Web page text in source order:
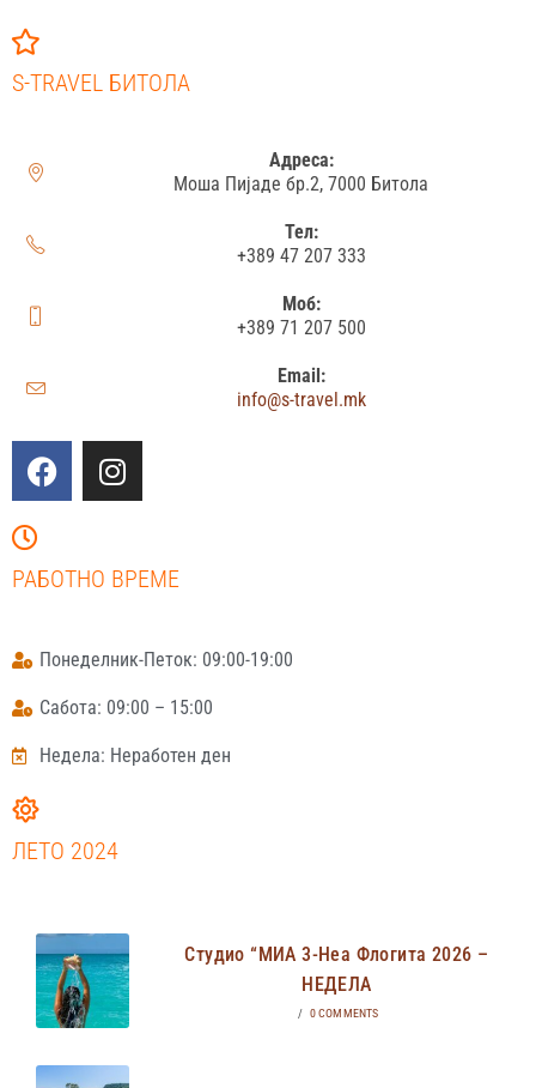
S-TRAVEL БИТОЛА
Адреса:
Моша Пијаде бр.2, 7000 Битола
Тел:
+389 47 207 333
Моб:
+389 71 207 500
Email:
info@s-travel.mk
РАБОТНО ВРЕМЕ
Понеделник-Петок: 09:00-19:00
Сабота: 09:00 – 15:00
Недела: Неработен ден
ЛЕТО 2024
Студио “МИА 3-Неа Флогита 2026 –
НЕДЕЛА
/ 0 COMMENTS